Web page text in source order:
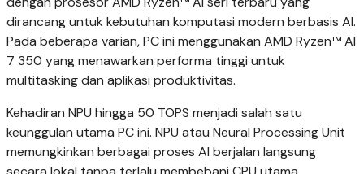
dirancang untuk kebutuhan komputasi modern berbasis AI.
Pada beberapa varian, PC ini menggunakan AMD Ryzen™ AI
7 350 yang menawarkan performa tinggi untuk
multitasking dan aplikasi produktivitas.
Kehadiran NPU hingga 50 TOPS menjadi salah satu
keunggulan utama PC ini. NPU atau Neural Processing Unit
memungkinkan berbagai proses AI berjalan langsung